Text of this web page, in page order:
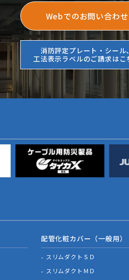
Webでのお問い合わせ
消防評定プレート・シール、
工法表示ラベルのご請求はこ
配管化粧カバー（一般用）
スリムダクトＳＤ
スリムダクトＭＤ